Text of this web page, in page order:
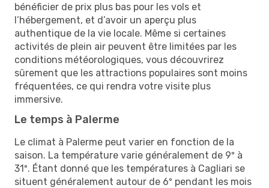
bénéficier de prix plus bas pour les vols et
l’hébergement, et d’avoir un aperçu plus
authentique de la vie locale. Même si certaines
activités de plein air peuvent être limitées par les
conditions météorologiques, vous découvrirez
sûrement que les attractions populaires sont moins
fréquentées, ce qui rendra votre visite plus
immersive.
Le temps à Palerme
Le climat à Palerme peut varier en fonction de la
saison. La température varie généralement de 9º à
31º. Étant donné que les températures à Cagliari se
situent généralement autour de 6º pendant les mois